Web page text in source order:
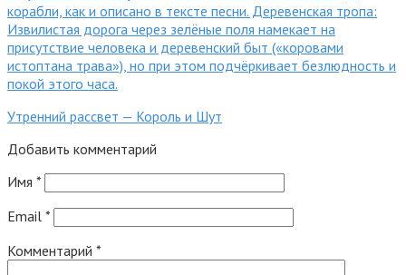
Утренний рассвет — Король и Шут
Добавить комментарий
Имя *
Email *
Комментарий *